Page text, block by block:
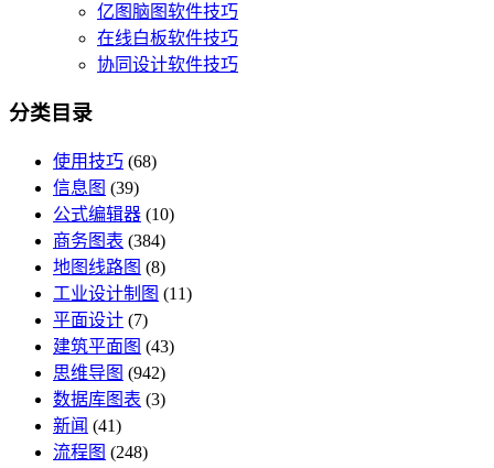
亿图脑图软件技巧
在线白板软件技巧
协同设计软件技巧
分类目录
使用技巧 (68)
信息图 (39)
公式编辑器 (10)
商务图表 (384)
地图线路图 (8)
工业设计制图 (11)
平面设计 (7)
建筑平面图 (43)
思维导图 (942)
数据库图表 (3)
新闻 (41)
流程图 (248)